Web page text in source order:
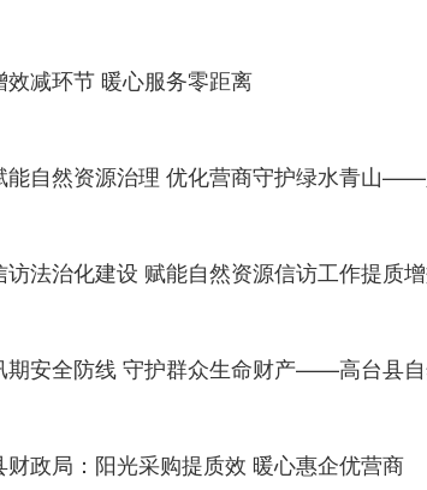
效减环节 暖心服务零距离
能自然资源治理 优化营商守护绿水青山
访法治化建设 赋能自然资源信访工作提质
期安全防线 守护群众生命财产——高台县
财政局：阳光采购提质效 暖心惠企优营商